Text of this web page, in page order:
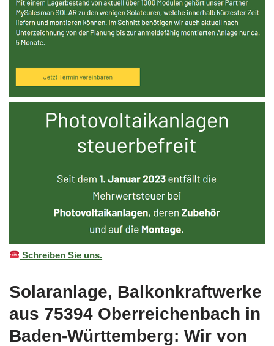
Schreiben Sie uns.
Solaranlage, Balkonkraftwerke
aus 75394 Oberreichenbach in
Baden-Württemberg: Wir von